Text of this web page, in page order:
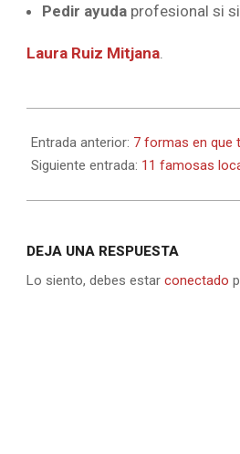
Pedir ayuda profesional si
Laura Ruiz Mitjana
11-
28
Entrada anterior: 7 formas en que
Siguiente entrada: 11 famosas
DEJA UNA RESPUESTA
Lo siento, debes estar conectado